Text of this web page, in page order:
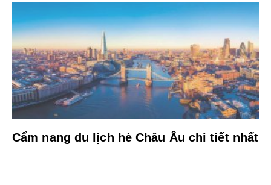
Cẩm nang du lịch hè Châu Âu chi tiết nhất